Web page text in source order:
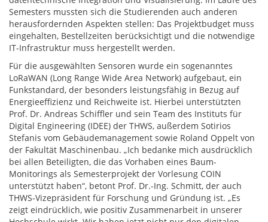
Semesters mussten sich die Studierenden auch anderen
herausfordernden Aspekten stellen: Das Projektbudget muss
eingehalten, Bestellzeiten berücksichtigt und die notwendige
IT-Infrastruktur muss hergestellt werden.
Für die ausgewählten Sensoren wurde ein sogenanntes
LoRaWAN (Long Range Wide Area Network) aufgebaut, ein
Funkstandard, der besonders leistungsfähig in Bezug auf
Energieeffizienz und Reichweite ist. Hierbei unterstützten
Prof. Dr. Andreas Schiffler und sein Team des Instituts für
Digital Engineering (IDEE) der THWS, außerdem Sotirios
Stefanis vom Gebäudemanagement sowie Roland Oppelt von
der Fakultät Maschinenbau. „Ich bedanke mich ausdrücklich
bei allen Beteiligten, die das Vorhaben eines Baum-
Monitorings als Semesterprojekt der Vorlesung COIN
unterstützt haben“, betont Prof. Dr.-Ing. Schmitt, der auch
THWS-Vizepräsident für Forschung und Gründung ist. „Es
zeigt eindrücklich, wie positiv Zusammenarbeit in unserer